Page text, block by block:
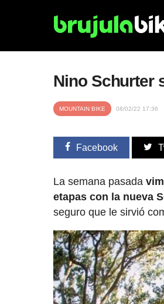
Nino Schurter
MOUNTAIN BIKE 08/02/22 17:36
Facebook
La semana pasada
etapas con la nueva
seguro que le sirvió